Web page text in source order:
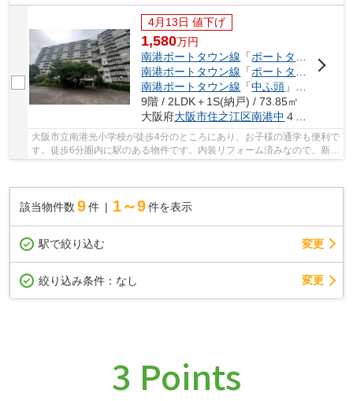
4月13日 値下げ
1,580万円
南港ポートタウン線 「ポートタウン西
南港ポートタウン線 「ポートタウン東
南港ポートタウン線 「中ふ頭 」駅 徒歩12分
9階 / 2LDK＋1S(納戸) / 73.85㎡
大阪府大阪市住之江区南港中 ４丁目
大阪市立南港光小学校が徒歩4分のところにあり、お子様の通学も便利で
す。徒歩6分圏内に駅のある物件です。内装リフォーム済みなので、新し
該当物件数 9件 1～9 件を表示
駅で絞り込む 変更
絞り込み条件： なし 変更
3 Points